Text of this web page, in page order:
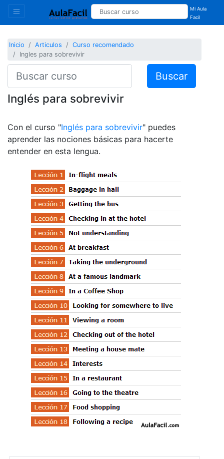
Mi Aula
Facil
Inicio Articulos
Curso recomendado
Ingles para sobrevivir
Buscar
Inglés para sobrevivir
Con el curso "Inglés para sobrevivir" puedes
aprender las nociones básicas para hacerte
entender en esta lengua.